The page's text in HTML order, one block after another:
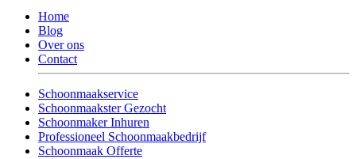
Home
Blog
Over ons
Contact
Schoonmaakservice
Schoonmaakster Gezocht
Schoonmaker Inhuren
Professioneel Schoonmaakbedrijf
Schoonmaak Offerte